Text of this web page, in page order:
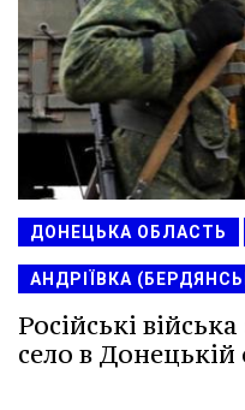
ДОНЕЦЬКА ОБЛАСТЬ
АНДРІЇВКА
Російські
село в Донецькій